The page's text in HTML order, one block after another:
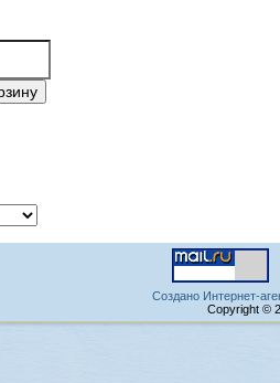
Создано Интернет-
Copyright ©